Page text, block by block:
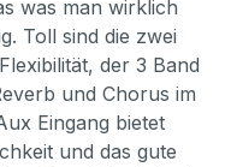
was man wirklich
Toll sind die zwei
der 3 Band
und Chorus im
Eingang bietet
und das gute